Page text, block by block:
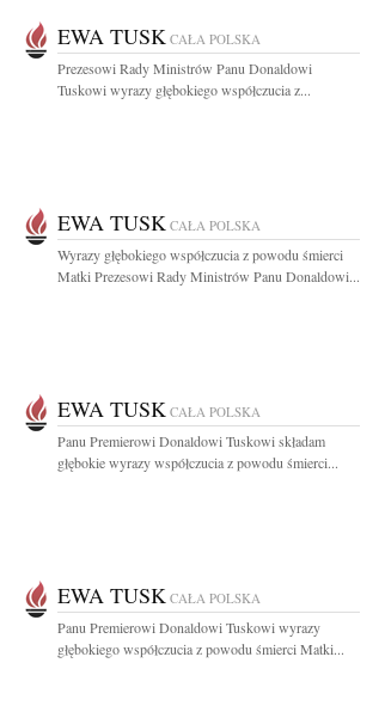
EWA TUSK CAŁA POLSKA
Prezesowi Rady Ministrów Panu Donaldowi
Tuskowi wyrazy głębokiego współczucia z...
EWA TUSK CAŁA POLSKA
Wyrazy głębokiego współczucia z powodu śmierci
Matki Prezesowi Rady Ministrów Panu Donaldowi...
EWA TUSK CAŁA POLSKA
Panu Premierowi Donaldowi Tuskowi składam
głębokie wyrazy współczucia z powodu śmierci...
EWA TUSK CAŁA POLSKA
Panu Premierowi Donaldowi Tuskowi wyrazy
głębokiego współczucia z powodu śmierci Matki...